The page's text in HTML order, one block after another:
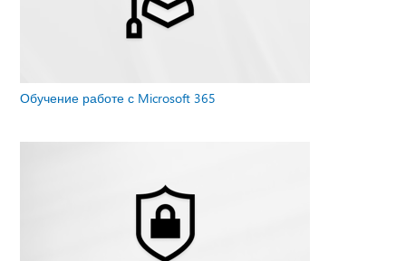
Обучение работе с Microsoft 365